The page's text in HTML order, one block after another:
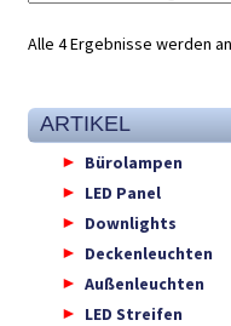
Alle 4 Ergebnisse werden
ARTIKEL
Bürolampen
LED Panel
Downlights
Deckenleuchten
Außenleuchten
LED Streifen